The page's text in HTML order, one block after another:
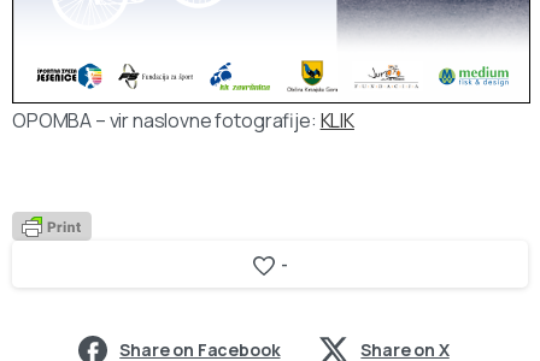
OPOMBA – vir naslovne fotografije: KLIK
-
Share on Facebook Share on X